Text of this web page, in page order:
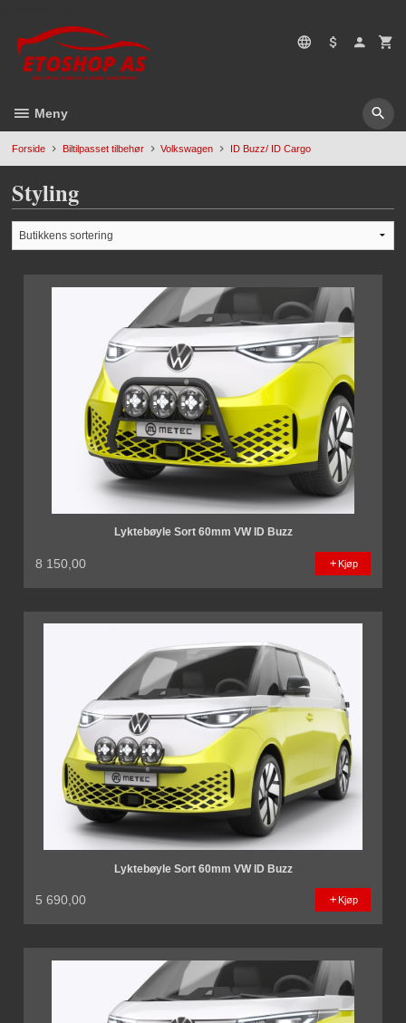
til
innholdet
Meny
Forside Biltilpasset tilbehør Volkswagen ID Buzz/ ID Cargo
Styling
Lyktebøyle Sort 60mm VW ID Buzz
8 150,00 Kjøp
Lyktebøyle Sort 60mm VW ID Buzz
5 690,00 Kjøp